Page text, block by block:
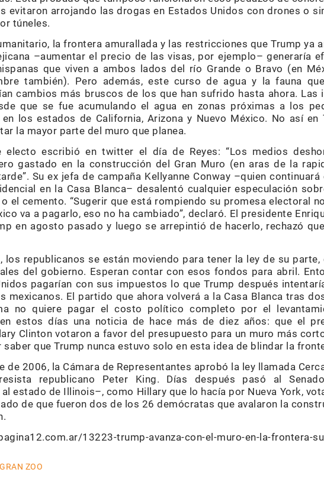
evitaron arrojando las drogas en Estados Unidos con drones o
túneles.
la frontera amurallada y las restricciones que Trump ya
–aumentar el precio de las visas, por ejemplo– generaría
que viven a ambos lados del río Grande o Bravo (en
también). Pero además, este curso de agua y la fauna
cambios más bruscos de los que han sufrido hasta ahora. Las
que se fue acumulando el agua en zonas próximas a los
los estados de California, Arizona y Nuevo México. No así en
la mayor parte del muro que planea.
electo escribió en twitter el día de Reyes: “Los medios
gastado en la construcción del Gran Muro (en aras de la
Su ex jefa de campaña Kellyanne Conway –quien
en la Casa Blanca– desalentó cualquier especulación
el cemento. “Sugerir que está rompiendo su promesa electoral
va a pagarlo, eso no ha cambiado”, declaró. El presidente
en agosto pasado y luego se arrepintió de hacerlo, rechazó
los republicanos se están moviendo para tener la ley de su
del gobierno. Esperan contar con esos fondos para abril.
pagarían con sus impuestos lo que Trump después
mexicanos. El partido que ahora volverá a la Casa Blanca tras
no quiere pagar el costo político completo por el
estos días una noticia de hace más de diez años: que el
Clinton votaron a favor del presupuesto para un muro más
saber que Trump nunca estuvo solo en esta idea de blindar la
de 2006, la Cámara de Representantes aprobó la ley llamada
republicano Peter King. Días después pasó al
estado de Illinois–, como Hillary que lo hacía por Nueva York,
de que fueron dos de los 26 demócratas que avalaron la
13223-trump-avanza-con-el-muro-en-la-frontera-
ZOO